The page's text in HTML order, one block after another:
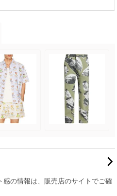
の情報は、販売店のサイトでご確